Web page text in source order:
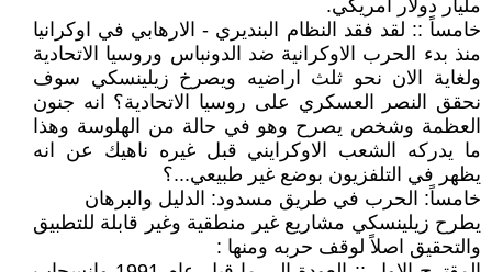
مليار دولار أمريكي.
خامساً :: لقد فقد النظام البنديري - الارهابي في اوكرانيا
منذ بدء الحرب الاوكرانية ضد الدونباس وروسيا الاتحادية
ولغاية الان نحو ثلث اراضيه ويصرخ زيلينسكي سوف
نحقق النصر العسكري على روسيا الاتحادية؟ انه جنون
العظمة وشخص يصرح وهو في حالة من الهلوسة وهذا
ما يدركه الشعب الاوكرايني قبل غيره ناهيك عن انه
يظهر في التلفزيون بوضع غير طبيعي...؟
خامساً: الحرب في طريق مسدود: الدليل والبرهان
يطرح زيلينسكي مشاريع غير منطقية وغير قابلة للتطبيق
والتحقيق اصلاً لوقف حربه ومنها :